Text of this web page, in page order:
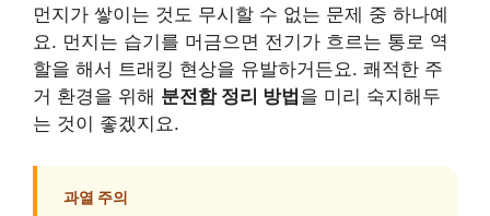
먼지가 쌓이는 것도 무시할 수 없는 문제 중 하나예
요. 먼지는 습기를 머금으면 전기가 흐르는 통로 역
할을 해서 트래킹 현상을 유발하거든요. 쾌적한 주
거 환경을 위해 분전함 정리 방법 을 미리 숙지해두
는 것이 좋겠지요.
과열 주의